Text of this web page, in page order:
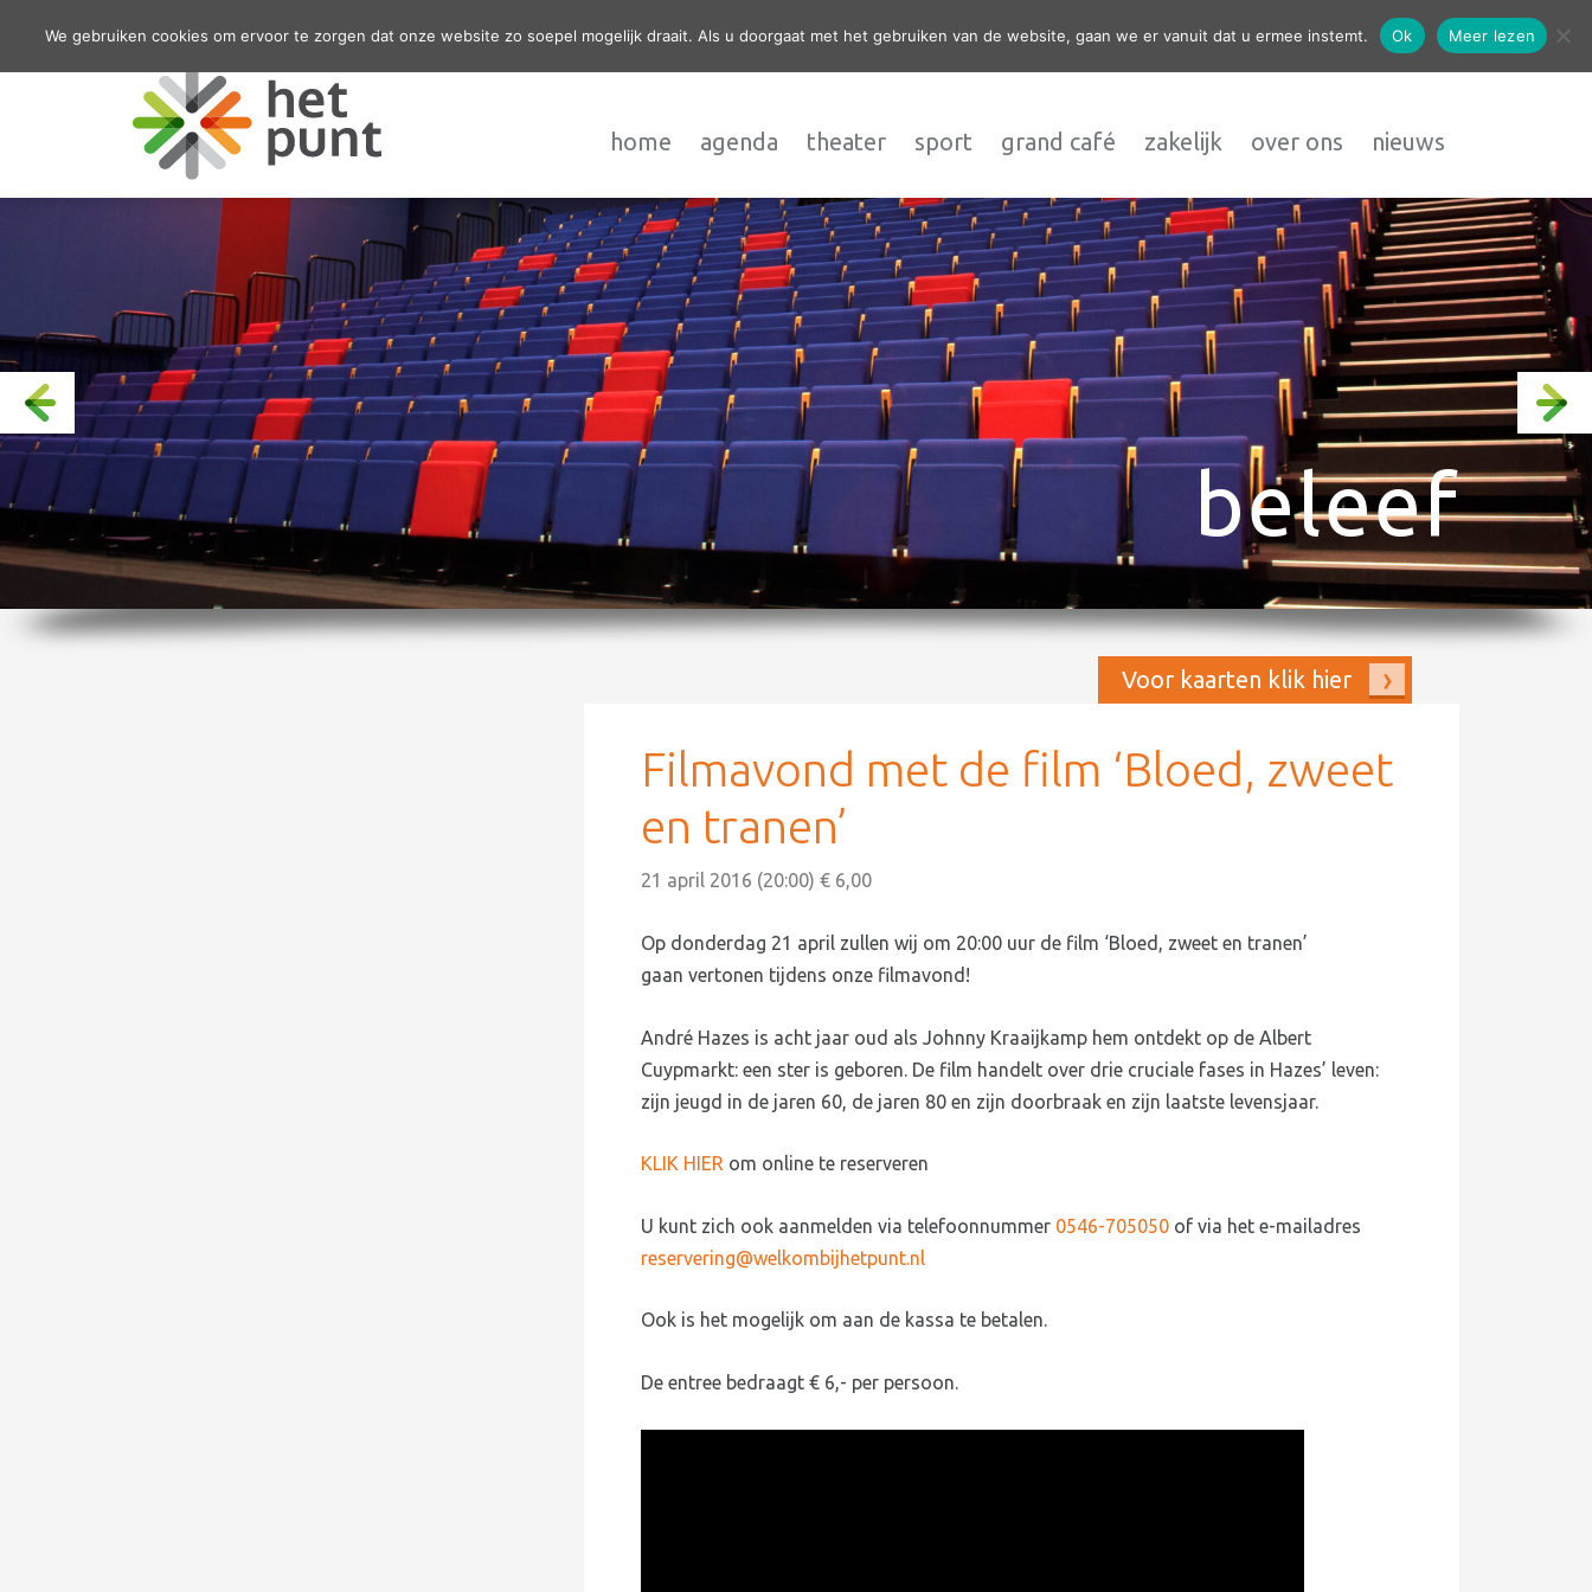
contact
home agenda theater sport grand café zakelijk over ons nieuws
beleef
Voor kaarten klik hier
Filmavond met de film ‘Bloed, zweet
en tranen’
21 april 2016 (20:00) € 6,00
Op donderdag 21 april zullen wij om 20:00 uur de film ‘Bloed, zweet en tranen’
gaan vertonen tijdens onze filmavond!
André Hazes is acht jaar oud als Johnny Kraaijkamp hem ontdekt op de Albert
Cuypmarkt: een ster is geboren. De film handelt over drie cruciale fases in Hazes’ leven:
zijn jeugd in de jaren 60, de jaren 80 en zijn doorbraak en zijn laatste levensjaar.
KLIK HIER om online te reserveren
U kunt zich ook aanmelden via telefoonnummer 0546-705050of via het e-mailadres
reservering@welkombijhetpunt.nl
Ook is het mogelijk om aan de kassa te betalen.
De entree bedraagt € 6,- per persoon.
We gebruiken cookies om ervoor te zorgen dat onze website zo soepel mogelijk draait. Als u doorgaat met het gebruiken van de website, gaan we er vanuit dat u ermee instemt. Ok Meer lezen